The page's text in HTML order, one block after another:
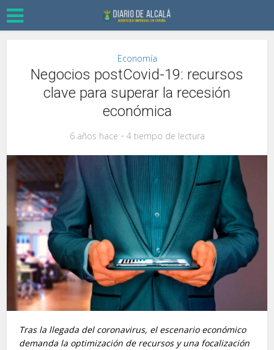
Economía
Negocios postCovid-19: recursos
clave para superar la recesión
económica
6 años hace 4 tiempo de lectura
Tras la llegada del coronavirus, el escenario económico
demanda la optimización de recursos y una focalización